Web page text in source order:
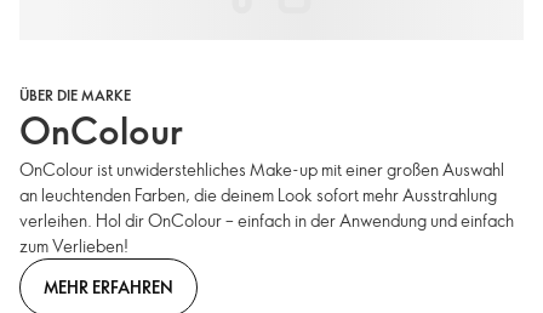
ÜBER DIE MARKE
OnColour
OnColour ist unwiderstehliches Make-up mit einer großen Auswahl
an leuchtenden Farben, die deinem Look sofort mehr Ausstrahlung
verleihen. Hol dir OnColour – einfach in der Anwendung und einfach
zum Verlieben!
MEHR ERFAHREN